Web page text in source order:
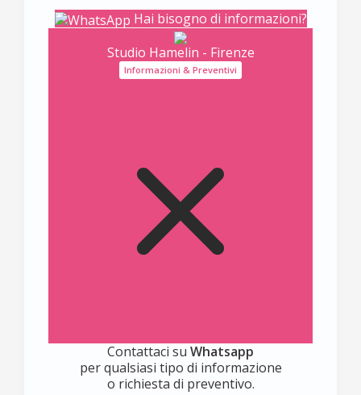
Hai bisogno di informazioni?
Studio Hamelin - Firenze
Informazioni & Preventivi
Contattaci su Whatsapp
per qualsiasi tipo di informazione
o richiesta di preventivo.